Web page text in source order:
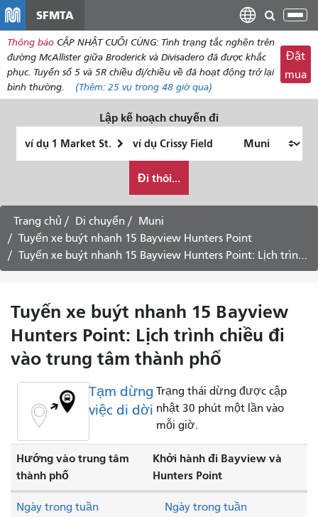
dung
SFMTA
Thông báo CẬP NHẬT CUỐI CÙNG: Tình trạng tắc nghẽn trên
đường McAllister giữa Broderick và Divisadero đã được khắc
phục. Tuyến số 5 và 5R chiều đi/chiều về đã hoạt động trở lại
bình thường.
(Thêm: 25 vụ trong 48 giờ qua)
Đặt
mua
Lập kế hoạch chuyến đi
thúc
muốn
đi
du
lịch
như
thế
Đi thôi...
Trang chủ Di chuyển
Muni
Tuyến xe buýt nhanh 15 Bayview Hunters Point
Tuyến xe buýt nhanh 15 Bayview Hunters Point: Lịch trình chiều đi vào trung tâm thành phố - Ngày 13 tháng 8 năm 2026
Tuyến xe buýt nhanh 15 Bayview
Hunters Point: Lịch trình chiều đi
vào trung tâm thành phố
Tạm dừng
việc di dời
Trạng thái dừng được cập
nhật 30 phút một lần vào
mỗi giờ.
Hướng vào trung tâm
thành phố
Khởi hành đi Bayview và
Hunters Point
Ngày trong tuần Ngày trong tuần